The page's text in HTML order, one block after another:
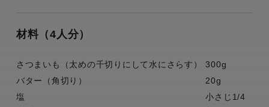
材料（4人分）
さつまいも（太めの千切りにして水にさらす）
300g
バター（角切り）
20g
塩
小さじ1/4